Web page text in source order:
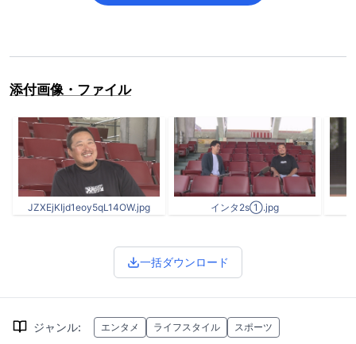
添付画像・ファイル
JZXEjKIjd1eoy5qL14OW.jpg インタ2s①.jpg
一括ダウンロード
ジャンル: エンタメ ライフスタイル スポーツ